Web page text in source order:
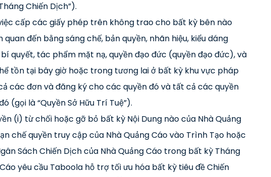
Chiến Dịch”).
cấp các giấy phép trên không trao cho bất kỳ bên nào
đến bằng sáng chế, bản quyền, nhãn hiệu, kiểu dáng
quyết, tác phẩm mặt nạ, quyền đạo đức (quyền đạo đức), và
tồn tại bây giờ hoặc trong tương lai ở bất kỳ khu vực pháp
các đơn và đăng ký cho các quyền đó và tất cả các quyền
(gọi là “Quyền Sở Hữu Trí Tuệ”).
(i) từ chối hoặc gỡ bỏ bất kỳ Nội Dung nào của Nhà Quảng
chế quyền truy cập của Nhà Quảng Cáo vào Trình Tạo hoặc
Sách Chiến Dịch của Nhà Quảng Cáo trong bất kỳ Tháng
yêu cầu Taboola hỗ trợ tối ưu hóa bất kỳ tiêu đề Chiến